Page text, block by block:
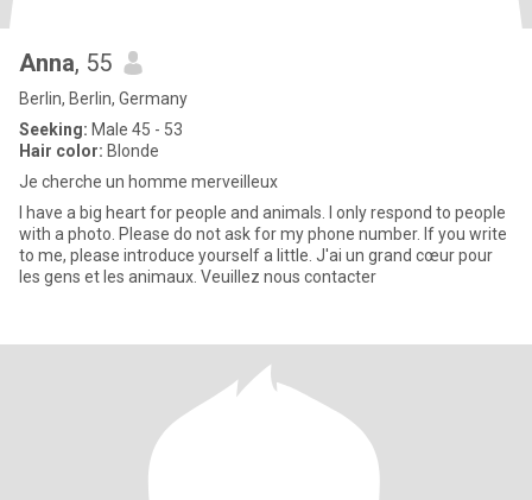
Anna, 55
Berlin, Berlin, Germany
Seeking: Male 45 - 53
Hair color: Blonde
Je cherche un homme merveilleux
I have a big heart for people and animals. I only respond to people
with a photo. Please do not ask for my phone number. If you write
to me, please introduce yourself a little. J'ai un grand cœur pour
les gens et les animaux. Veuillez nous contacter